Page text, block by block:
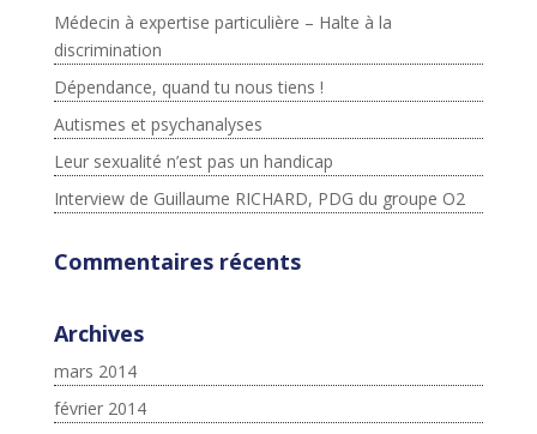
Médecin à expertise particulière – Halte à la
discrimination
Dépendance, quand tu nous tiens !
Autismes et psychanalyses
Leur sexualité n’est pas un handicap
Interview de Guillaume RICHARD, PDG du groupe O2
Commentaires récents
Archives
mars 2014
février 2014